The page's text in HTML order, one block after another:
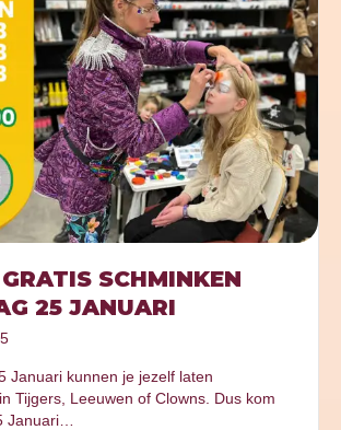
SCHMINKEN
25 JANUARI
Januari kunnen je jezelf laten
Tijgers, Leeuwen of Clowns. Dus kom
Januari…